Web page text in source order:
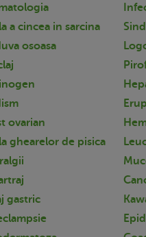
a cincea in sarcina
osoasa
ovarian
ghearelor de pisica
gastric